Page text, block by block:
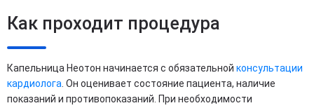
Как проходит процедура
Капельница Неотон начинается с обязательной консультации
кардиолога . Он оценивает состояние пациента, наличие
показаний и противопоказаний. При необходимости